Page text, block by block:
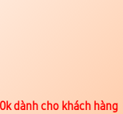
dành cho khách hàng